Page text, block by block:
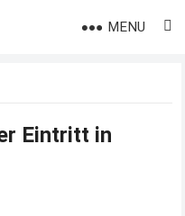
MENU
Eintritt in